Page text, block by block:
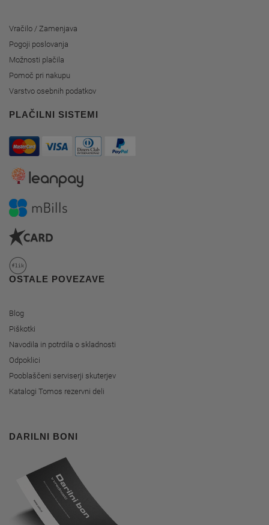
Vračilo / Zamenjava
Pogoji poslovanja
Možnosti plačila
Pomoč pri nakupu
Varstvo osebnih podatkov
PLAČILNI SISTEMI
OSTALE POVEZAVE
Blog
Piškotki
Navodila in potrdila o skladnosti
Odpoklici
Pooblaščeni serviserji skuterjev
Katalogi Tomos rezervni deli
DARILNI BONI